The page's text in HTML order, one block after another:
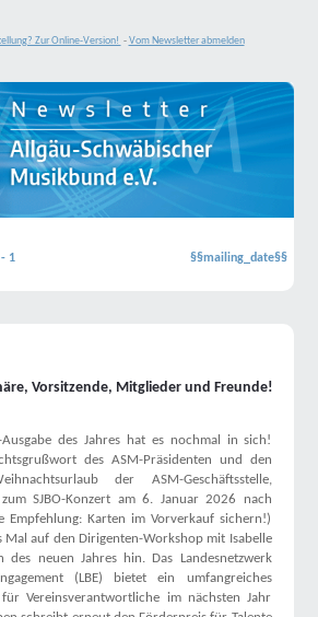
Zur Online-Version! -Vom Newsletter abmelden
1 §§mailing_date§§
Vorsitzende, Mitglieder und Freunde!
Ausgabe des Jahres hat es nochmal in sich!
des ASM-Präsidenten und den
der ASM-Geschäftsstelle,
SJBO-Konzert am 6. Januar 2026 nach
Empfehlung: Karten im Vorverkauf sichern!)
Mal auf den Dirigenten-Workshop mit Isabelle
des neuen Jahres hin. Das Landesnetzwerk
(LBE) bietet ein umfangreiches
für Vereinsverantwortliche im nächsten Jahr